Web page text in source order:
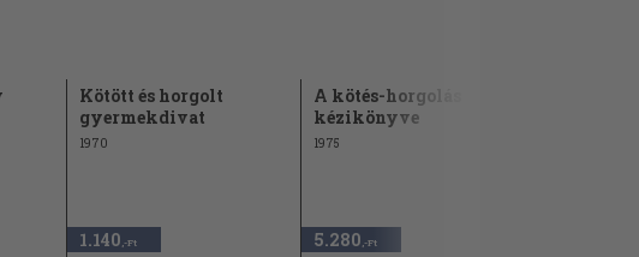
Kötött és horgolt
gyermekdivat
1970
1.140 ,-Ft
A kötés-horgolás
kézikönyve
1975
5.280 ,-Ft